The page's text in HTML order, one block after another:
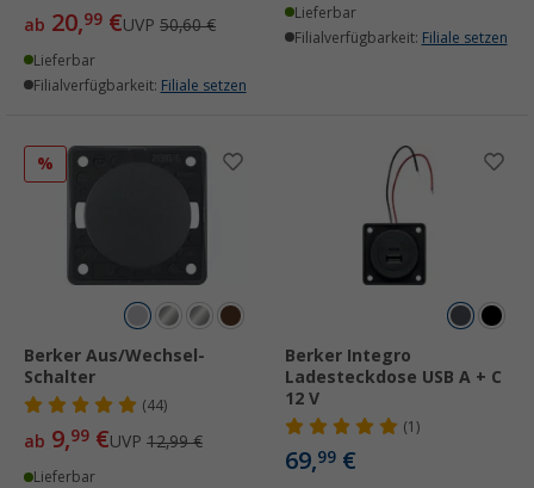
ab 20,99 €UVP 50,60 €
Lieferbar
Filialverfügbarkeit: Filiale setzen
Lieferbar
Filialverfügbarkeit: Filiale setzen
%
Berker Aus/Wechsel-
Schalter
(44)
ab 9,99 €UVP 12,99 €
Lieferbar
Berker Integro
Ladesteckdose USB A + C
12 V
(1)
69,99 €